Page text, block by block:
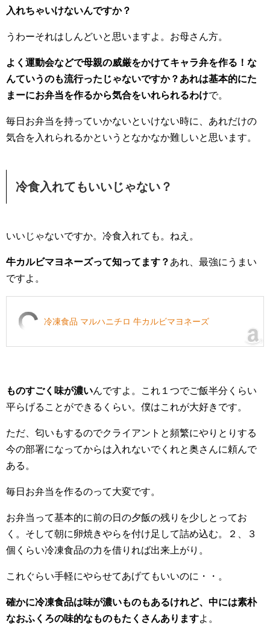
入れちゃいけないんですか？
うわーそれはしんどいと思いますよ。お母さん方。
よく運動会などで母親の威厳をかけてキャラ弁を作る！な
んていうのも流行ったじゃないですか？あれは基本的にた
まーにお弁当を作るから気合をいれられるわけで。
毎日お弁当を持っていかないといけない時に、あれだけの
気合を入れられるかというとなかなか難しいと思います。
冷食入れてもいいじゃない？
いいじゃないですか。冷食入れても。ねえ。
牛カルビマヨネーズって知ってます？ あれ、最強にうまい
ですよ。
冷凍食品 マルハニチロ 牛カルビマヨネーズ
ものすごく味が濃いんですよ。これ１つでご飯半分くらい
平らげることができるくらい。僕はこれが大好きです。
ただ、匂いもするのでクライアントと頻繁にやりとりする
今の部署になってからは入れないでくれと奥さんに頼んで
ある。
毎日お弁当を作るのって大変です。
お弁当って基本的に前の日の夕飯の残りを少しとってお
く。そして朝に卵焼きやらを付け足して詰め込む。２、３
個くらい冷凍食品の力を借りれば出来上がり。
これぐらい手軽にやらせてあげてもいいのに・・。
確かに冷凍食品は味が濃いものもあるけれど、中には素朴
なおふくろの味的なものもたくさんありますよ。